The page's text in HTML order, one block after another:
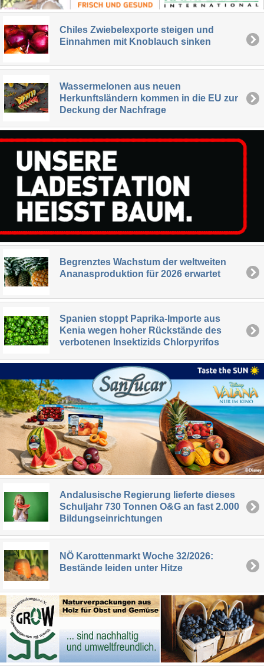
Chiles Zwiebelexporte steigen und
Einnahmen mit Knoblauch sinken
Wassermelonen aus neuen
Herkunftsländern kommen in die EU zur
Deckung der Nachfrage
Begrenztes Wachstum der weltweiten
Ananasproduktion für 2026 erwartet
Spanien stoppt Paprika-Importe aus
Kenia wegen hoher Rückstände des
verbotenen Insektizids Chlorpyrifos
Andalusische Regierung lieferte dieses
Schuljahr 730 Tonnen O&G an fast 2.000
Bildungseinrichtungen
NÖ Karottenmarkt Woche 32/2026:
Bestände leiden unter Hitze